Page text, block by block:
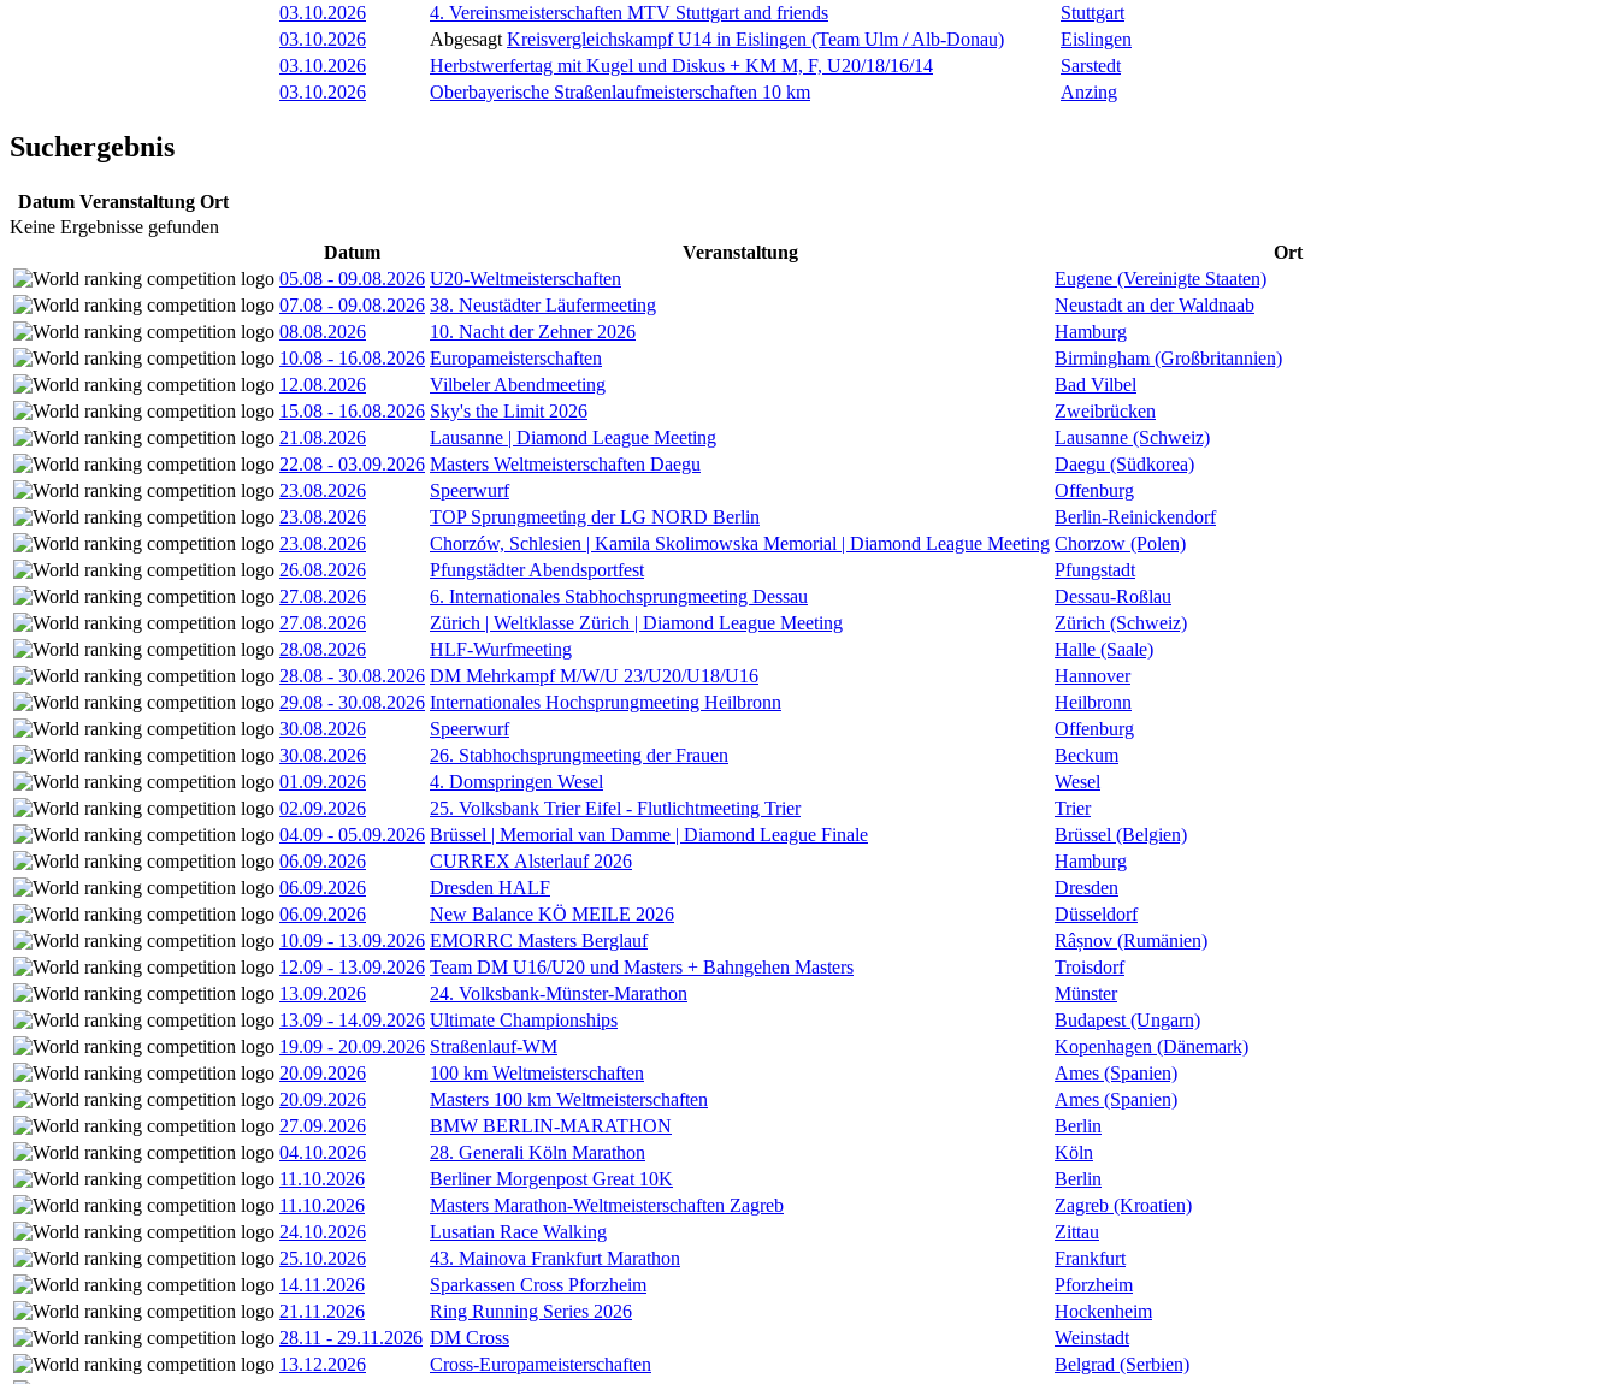
03.10.2026
4. Vereinsmeisterschaften MTV Stuttgart and friends
Stuttgart
03.10.2026
Abgesagt Kreisvergleichskampf U14 in Eislingen (Team Ulm / Alb-Donau)
Eislingen
03.10.2026
Herbstwerfertag mit Kugel und Diskus + KM M, F, U20/18/16/14
Sarstedt
03.10.2026
Oberbayerische Straßenlaufmeisterschaften 10 km Anzing
Suchergebnis
Datum Veranstaltung Ort
Keine Ergebnisse gefunden
Datum
Veranstaltung
Ort
05.08 - 09.08.2026 U20-Weltmeisterschaften
Eugene (Vereinigte Staaten)
07.08 - 09.08.2026 38. Neustädter Läufermeeting
Neustadt an der Waldnaab
08.08.2026
10. Nacht der Zehner 2026
Hamburg
10.08 - 16.08.2026 Europameisterschaften
Birmingham (Großbritannien)
12.08.2026
Vilbeler Abendmeeting
Bad Vilbel
15.08 - 16.08.2026 Sky's the Limit 2026
Zweibrücken
21.08.2026
Lausanne | Diamond League Meeting
Lausanne (Schweiz)
22.08 - 03.09.2026 Masters Weltmeisterschaften Daegu
Daegu (Südkorea)
23.08.2026
Speerwurf
Offenburg
23.08.2026
TOP Sprungmeeting der LG NORD Berlin
Berlin-Reinickendorf
23.08.2026
Chorzów, Schlesien | Kamila Skolimowska Memorial | Diamond League Meeting Chorzow (Polen)
26.08.2026
Pfungstädter Abendsportfest
Pfungstadt
27.08.2026
6. Internationales Stabhochsprungmeeting Dessau
Dessau-Roßlau
27.08.2026
Zürich | Weltklasse Zürich | Diamond League Meeting
Zürich (Schweiz)
28.08.2026
HLF-Wurfmeeting
Halle (Saale)
28.08 - 30.08.2026 DM Mehrkampf M/W/U 23/U20/U18/U16
Hannover
29.08 - 30.08.2026 Internationales Hochsprungmeeting Heilbronn
Heilbronn
30.08.2026
Speerwurf
Offenburg
30.08.2026
26. Stabhochsprungmeeting der Frauen
Beckum
01.09.2026
4. Domspringen Wesel
Wesel
02.09.2026
25. Volksbank Trier Eifel - Flutlichtmeeting Trier
Trier
04.09 - 05.09.2026 Brüssel | Memorial van Damme | Diamond League Finale
Brüssel (Belgien)
06.09.2026
CURREX Alsterlauf 2026
Hamburg
06.09.2026
Dresden HALF
Dresden
06.09.2026
New Balance KÖ MEILE 2026
Düsseldorf
10.09 - 13.09.2026 EMORRC Masters Berglauf
Râșnov (Rumänien)
12.09 - 13.09.2026 Team DM U16/U20 und Masters + Bahngehen Masters
Troisdorf
13.09.2026
24. Volksbank-Münster-Marathon
Münster
13.09 - 14.09.2026 Ultimate Championships
Budapest (Ungarn)
19.09 - 20.09.2026 Straßenlauf-WM
Kopenhagen (Dänemark)
20.09.2026
100 km Weltmeisterschaften
Ames (Spanien)
20.09.2026
Masters 100 km Weltmeisterschaften
Ames (Spanien)
27.09.2026
BMW BERLIN-MARATHON
Berlin
04.10.2026
28. Generali Köln Marathon
Köln
11.10.2026
Berliner Morgenpost Great 10K
Berlin
11.10.2026
Masters Marathon-Weltmeisterschaften Zagreb
Zagreb (Kroatien)
24.10.2026
Lusatian Race Walking
Zittau
25.10.2026
43. Mainova Frankfurt Marathon
Frankfurt
14.11.2026
Sparkassen Cross Pforzheim
Pforzheim
21.11.2026
Ring Running Series 2026
Hockenheim
28.11 - 29.11.2026 DM Cross
Weinstadt
13.12.2026
Cross-Europameisterschaften
Belgrad (Serbien)